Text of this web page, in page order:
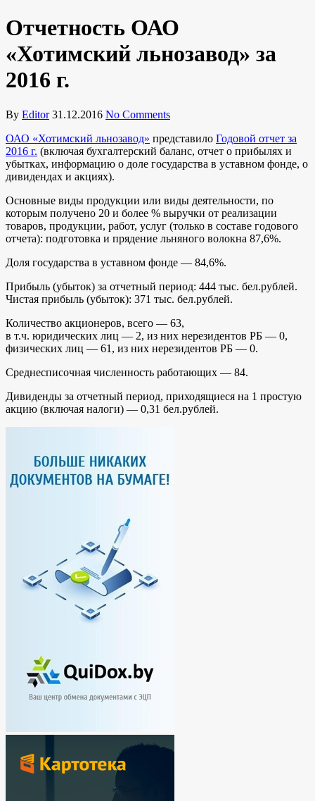
Отчетность ОАО
«Хотимский льнозавод» за
2016 г.
By Editor 31.12.2016 No Comments
ОАО «Хотимский льнозавод» представило Годовой отчет за
2016 г. (включая бухгалтерский баланс, отчет о прибылях и
убытках, информацию о доле государства в уставном фонде, о
дивидендах и акциях).
Основные виды продукции или виды деятельности, по
которым получено 20 и более % выручки от реализации
товаров, продукции, работ, услуг (только в составе годового
отчета): подготовка и прядение льняного волокна 87,6%.
Доля государства в уставном фонде — 84,6%.
Прибыль (убыток) за отчетный период: 444 тыс. бел.рублей.
Чистая прибыль (убыток): 371 тыс. бел.рублей.
Количество акционеров, всего — 63,
в т.ч. юридических лиц — 2, из них нерезидентов РБ — 0,
физических лиц — 61, из них нерезидентов РБ — 0.
Среднесписочная численность работающих — 84.
Дивиденды за отчетный период, приходящиеся на 1 простую
акцию (включая налоги) — 0,31 бел.рублей.